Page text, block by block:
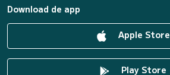
Download de app
Apple Store
Play Store